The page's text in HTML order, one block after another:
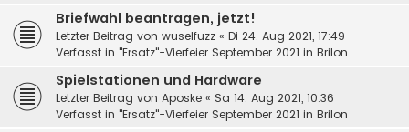
Briefwahl beantragen, jetzt!
Letzter Beitrag von wuselfuzz « Di 24. Aug 2021, 17:49
Verfasst in "Ersatz"-Vierfeier September 2021 in Brilon
Spielstationen und Hardware
Letzter Beitrag von Aposke « Sa 14. Aug 2021, 10:36
Verfasst in "Ersatz"-Vierfeier September 2021 in Brilon